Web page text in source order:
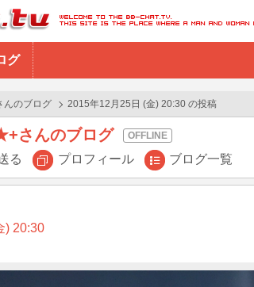
グ
のブログ 2015年12月25日 (金) 20:30 の投稿
さんのブログ
る プロフィール ブログ一覧
) 20:30